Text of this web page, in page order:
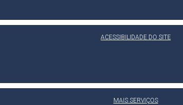
ACESSIBILIDADE DO SITE
MAIS SERVIÇOS